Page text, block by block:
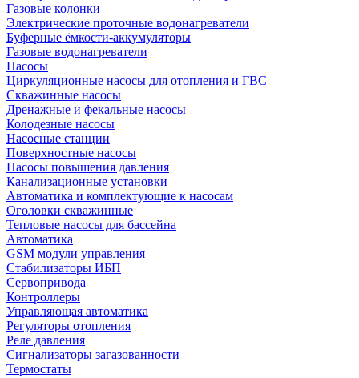
Газовые колонки
Электрические проточные водонагреватели
Буферные ёмкости-аккумуляторы
Газовые водонагреватели
Насосы
Циркуляционные насосы для отопления и ГВС
Скважинные насосы
Дренажные и фекальные насосы
Колодезные насосы
Насосные станции
Поверхностные насосы
Насосы повышения давления
Канализационные установки
Автоматика и комплектующие к насосам
Оголовки скважинные
Тепловые насосы для бассейна
Автоматика
GSM модули управления
Стабилизаторы ИБП
Сервопривода
Контроллеры
Управляющая автоматика
Регуляторы отопления
Реле давления
Сигнализаторы загазованности
Термостаты